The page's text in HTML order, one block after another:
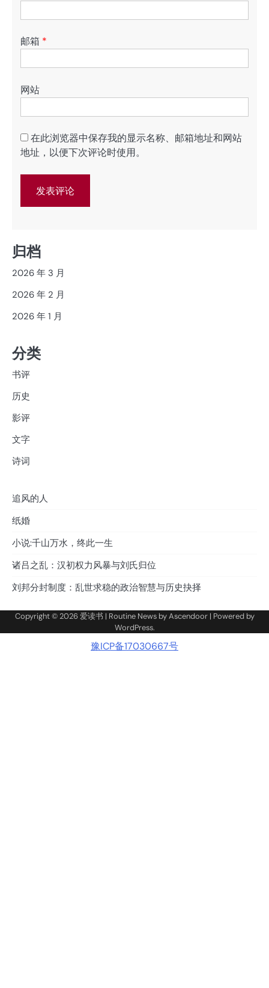
邮箱 *
网站
在此浏览器中保存我的显示名称、邮箱地址和网站
地址，以便下次评论时使用。
归档
2026 年 3 月
2026 年 2 月
2026 年 1 月
分类
书评
历史
影评
文字
诗词
追风的人
纸婚
小说:千山万水，终此一生
诸吕之乱：汉初权力风暴与刘氏归位
刘邦分封制度：乱世求稳的政治智慧与历史抉择
Copyright © 2026爱读书 | Routine News byAscendoor| Powered by
WordPress.
豫ICP备17030667号